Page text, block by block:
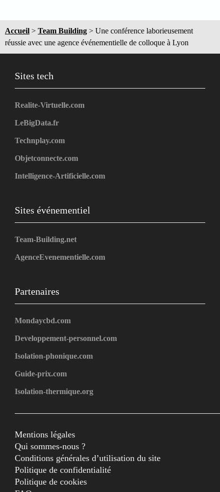
Accueil > Team Building > Une conférence laborieusement
réussie avec une agence événementielle de colloque à Lyon
Sites tech
Realite-Virtuelle.com
LeBigData.fr
Technplay.com
Objetconnecte.com
Intelligence-Artificielle.com
Sites événementiel
Team-Building.net
AgenceEvenementielle.com
Partenaires
Mondaycbd.com
Developpement-personnel.com
Isolation-phonique.com
Guide-prix.com
Isolation-thermique.org
Mentions légales
Qui sommes-nous ?
Conditions générales d’utilisation du site
Politique de confidentialité
Politique de cookies